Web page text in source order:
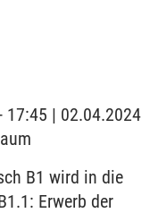
| 02.04.2024
B1 wird in die
Erwerb der